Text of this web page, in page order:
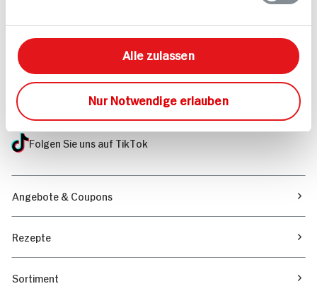
Alle zulassen
Nur Notwendige erlauben
Häufig gestellte Fragen
Mehr Informationen in unserem FAQ
Wir beantworten gerne Ihre Fragen
(0228) 42967 0
Montag - Donnerstag: 9 bis 16 Uhr
Freitags: 9 bis 13 Uhr
Folgen Sie uns auf TikTok
Angebote & Coupons
Rezepte
Sortiment